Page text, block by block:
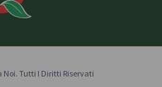
Tutti I Diritti Riservati